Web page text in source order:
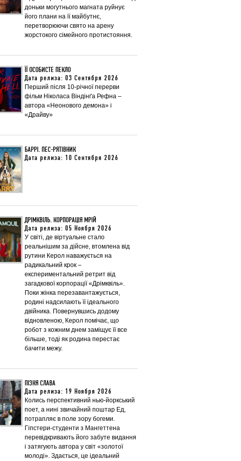
доньки могутнього магната руйнує
його плани на її майбутнє,
перетворюючи свято на арену
жорстокого сімейного протистояння.
ЇЇ ОСОБИСТЕ ПЕКЛО
Дата релиза: 03 Сентября 2026
Перший після 10-річної перерви
фільм Ніколаса Віндінґа Рефна –
автора «Неонового демона» і
«Драйву»
БАРРІ. ПЕС-РЯТІВНИК
Дата релиза: 10 Сентября 2026
ДРІМКВІЛЬ. КОРПОРАЦІЯ МРІЙ
Дата релиза: 05 Ноября 2026
У світі, де віртуальне стало
реальнішим за дійсне, втомлена від
рутини Керол наважується на
радикальний крок –
експериментальний ретрит від
загадкової корпорації «Дрімквіль».
Поки жінка перезавантажується,
родині надсилають її ідеального
двійника. Повернувшись додому
відновленою, Керол помічає, що
робот з кожним днем заміщує її все
більше, тоді як родина перестає
бачити межу.
ПІЗНЯ СЛАВА
Дата релиза: 19 Ноября 2026
Колись перспективний нью-йоркський
поет, а нині звичайний поштар Ед,
потрапляє в поле зору богеми.
Гіпстери-студенти з Мангеттена
перевідкривають його забуте видання
і затягують автора у світ «золотої
молоді». Здається, це ідеальний